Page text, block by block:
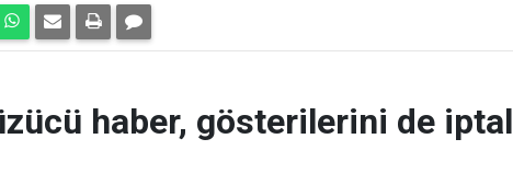
haber, gösterilerini de iptal